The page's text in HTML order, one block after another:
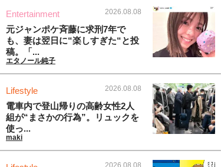
Entertainment 2026.08.08
元ジャンポケ斉藤に求刑7年で
も、妻は翌日に“楽しすぎた“と投
稿。「...
エタノール純子
Lifestyle 2026.08.08
電車内で登山帰りの高齢女性2人
組が“まさかの行為”。リュックを
使っ...
maki